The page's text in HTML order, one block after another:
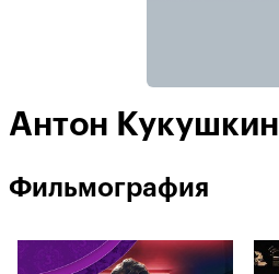
Антон Кукушкин
Фильмография